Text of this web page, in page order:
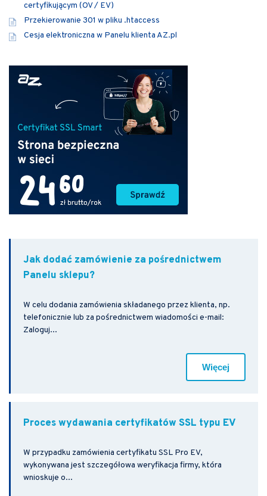
certyfikującym (OV / EV)
Przekierowanie 301 w pliku .htaccess
Cesja elektroniczna w Panelu klienta AZ.pl
Jak dodać zamówienie za pośrednictwem
Panelu sklepu?
W celu dodania zamówienia składanego przez klienta, np.
telefonicznie lub za pośrednictwem wiadomości e-mail:
Zaloguj...
Więcej
Proces wydawania certyfikatów SSL typu EV
W przypadku zamówienia certyfikatu SSL Pro EV,
wykonywana jest szczegółowa weryfikacja firmy, która
wnioskuje o...